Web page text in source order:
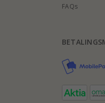
FAQs